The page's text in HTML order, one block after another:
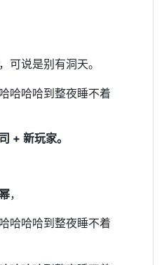
可说是别有洞天。
+ 新玩家。
，